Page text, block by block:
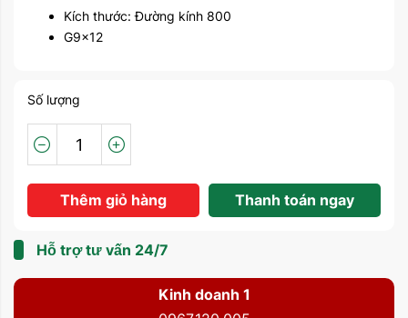
Kích thước: Đường kính 800
G9x12
Số lượng
Thêm giỏ hàng Thanh toán ngay
Hỗ trợ tư vấn 24/7
Kinh doanh 1